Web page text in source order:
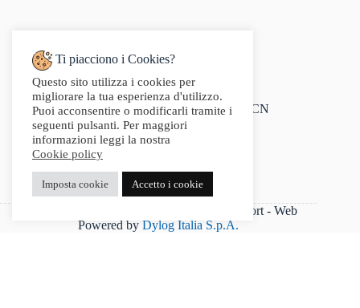
Indirizzo:
Via Audisio, 26, 12042 Bra CN
Telefono:
0172 412 414
Fax:
0172412414
P.IVA 03542250042 - Copyright 2025 G2Sport - Web
Powered byDylog Italia S.p.A.
Ti piacciono i Cookies?
Questo sito utilizza i cookies per
migliorare la tua esperienza d'utilizzo.
Puoi acconsentire o modificarli tramite i
seguenti pulsanti. Per maggiori
informazioni leggi la nostra
Cookie policy
Imposta cookie Accetto i cookie